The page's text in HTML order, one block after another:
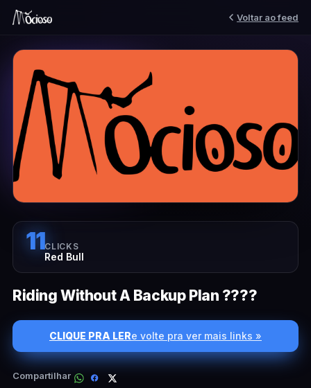
Voltar ao feed
11CLICKS
Red Bull
Riding Without A Backup Plan ????
CLIQUE PRA LERe volte pra ver mais links »
Compartilhar